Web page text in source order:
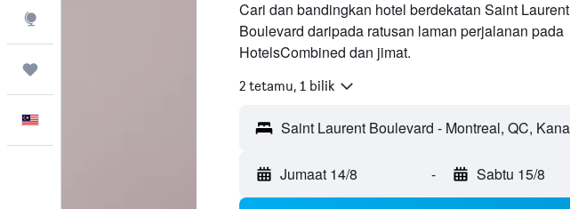
Cari dan bandingkan hotel berdekatan Saint Laurent
Boulevard daripada ratusan laman perjalanan pada
HotelsCombined dan jimat.
2 tetamu, 1 bilik
Jumaat 14/8 - Sabtu 15/8